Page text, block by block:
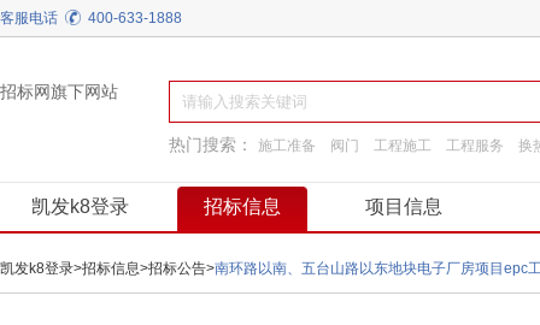
客服电话 400-633-1888
招标网旗下网站
热门搜索： 施工准备 阀门 工程施工 工程服务
换
凯发k8登录 招标信息 项目信息
凯发k8登录>招标信息>招标公告>南环路以南、五台山路以东地块电子厂房项目epc